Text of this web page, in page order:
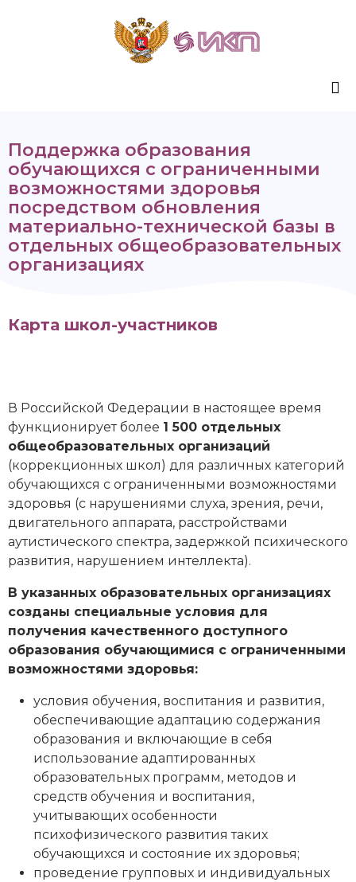
Поддержка образования
обучающихся с ограниченными
возможностями здоровья
посредством обновления
материально-технической базы в
отдельных общеобразовательных
организациях
Карта школ-участников
В Российской Федерации в настоящее время
функционирует более 1 500 отдельных
общеобразовательных организаций
(коррекционных школ) для различных категорий
обучающихся с ограниченными возможностями
здоровья (с нарушениями слуха, зрения, речи,
двигательного аппарата, расстройствами
аутистического спектра, задержкой психического
развития, нарушением интеллекта).
В указанных образовательных организациях
созданы специальные условия для
получения качественного доступного
образования обучающимися с ограниченными
возможностями здоровья:
условия обучения, воспитания и развития,
обеспечивающие адаптацию содержания
образования и включающие в себя
использование адаптированных
образовательных программ, методов и
средств обучения и воспитания,
учитывающих особенности
психофизического развития таких
обучающихся и состояние их здоровья;
проведение групповых и индивидуальных